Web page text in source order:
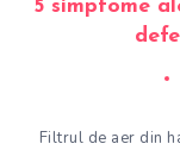
5 simptome
Filtrul de aer din